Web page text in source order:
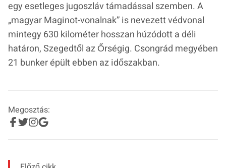
egy esetleges jugoszláv támadással szemben. A
„magyar Maginot-vonalnak” is nevezett védvonal
mintegy 630 kilométer hosszan húzódott a déli
határon, Szegedtől az Őrségig. Csongrád megyében
21 bunker épült ebben az időszakban.
Megosztás: